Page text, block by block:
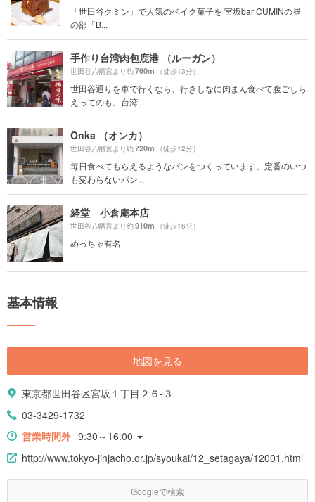
「世田谷クミン」で人気のベイク菓子を 宮坂bar CUMINの昼
の部「B...
手作り台湾肉包鹿港 （ルーガン）
世田谷八幡宮より約760m （徒歩13分）
世田谷通りを車で行くなら、行きしなに肉まん食べて腹ごしら
えってのも。台湾...
Onka （オンカ）
世田谷八幡宮より約720m （徒歩12分）
毎日食べてもらえるようなパンをつくっています。定番のいつ
も変わらないパン...
経堂 小倉庵本店
世田谷八幡宮より約910m （徒歩16分）
めっちゃ有名
基本情報
地図を見る
東京都世田谷区宮坂１丁目２６-３
03-3429-1732
営業時間外 9:30～16:00
http://www.tokyo-jinjacho.or.jp/syoukai/12_setagaya/12001.html
Googleで検索